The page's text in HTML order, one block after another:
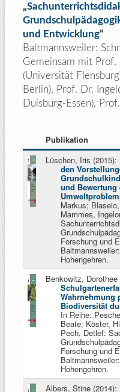
„
und Entwicklung“
Baltmannsweiler:
Gemeinsam mit Prof.
(Universität
Berlin), Prof. Dr.
Duisburg-Essen),
Publikation
Lüschen, Iris (2015):
den
und
Markus;
Mammes,
Forschung und
Hohengehren.
Benkowitz, Dorothee
Wahrnehmung
Biodiversität
In Reihe:
Beate; Köster,
Pech, Detlef:
Forschung und
Hohengehren.
Albers, Stine (2014):